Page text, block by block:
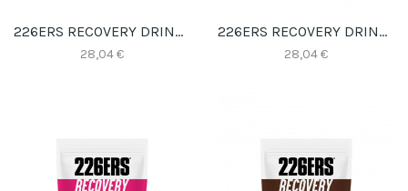
226ERS RECOVERY DRINK 0,5KG SANDIA
28,04 €
226ERS RECOVERY DRINK 0,5KG VAINILLA
28,04 €